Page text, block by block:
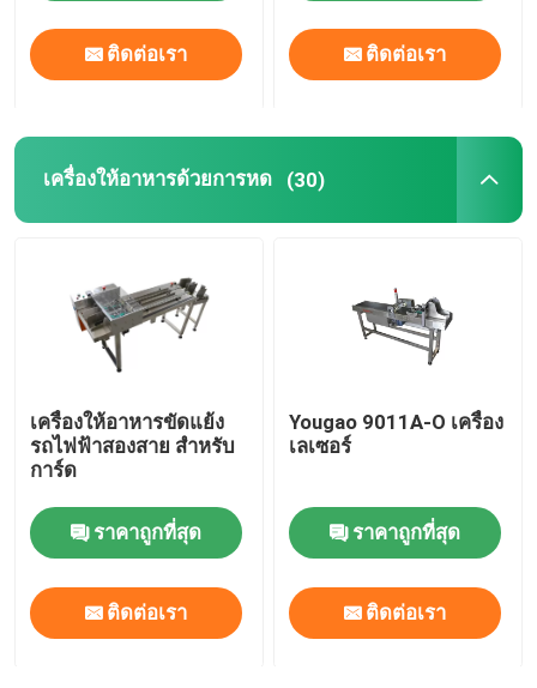
ระบบข้าม
เครื่องกรอ
เครื่องให้อาหารกล่อง
เครื่องโค้ดหมุน
โค้ดหมึกเจ็ตพิมพ์ Bracket
ระบบติดตามและติดตาม
ระบบตรวจสอบด้วยภาพ
ติดต่อเรา ติดต่อเรา
เครื่องให้อาหารด้วยการหด (30)
เครื่องให้อาหารขัดแย้ง
รถไฟฟ้าสองสาย สําหรับ
การ์ด
ราคาถูกที่สุด
ติดต่อเรา
Yougao 9011A-O เครื่อง
เลเซอร์
ราคาถูกที่สุด
ติดต่อเรา